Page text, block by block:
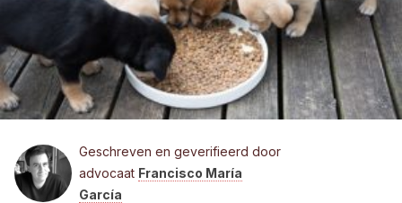
Geschreven en geverifieerd door
advocaat Francisco María
García